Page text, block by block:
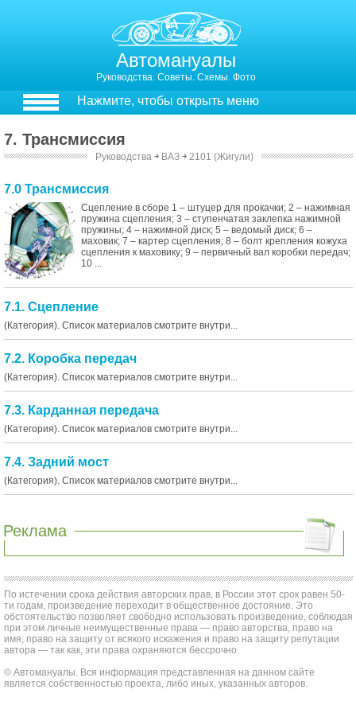
Автомануалы
Руководства. Советы. Схемы. Фото
Нажмите, чтобы открыть меню
7. Трансмиссия
Руководства ￫ ВАЗ ￫ 2101 (Жигули)
7.0 Трансмиссия
Сцепление в сборе 1 – штуцер для прокачки; 2 – нажимная
пружина сцепления; 3 – ступенчатая заклепка нажимной
пружины; 4 – нажимной диск; 5 – ведомый диск; 6 –
маховик; 7 – картер сцепления; 8 – болт крепления кожуха
сцепления к маховику; 9 – первичный вал коробки передач;
10 ...
7.1. Сцепление
(Категория). Список материалов смотрите внутри...
7.2. Коробка передач
(Категория). Список материалов смотрите внутри...
7.3. Карданная передача
(Категория). Список материалов смотрите внутри...
7.4. Задний мост
(Категория). Список материалов смотрите внутри...
Реклама
По истечении срока действия авторских прав, в России этот срок равен 50-
ти годам, произведение переходит в общественное достояние. Это
обстоятельство позволяет свободно использовать произведение, соблюдая
при этом личные неимущественные права — право авторства, право на
имя, право на защиту от всякого искажения и право на защиту репутации
автора — так как, эти права охраняются бессрочно.
© Автомануалы. Вся информация представленная на данном сайте
является собственностью проекта, либо иных, указанных авторов.